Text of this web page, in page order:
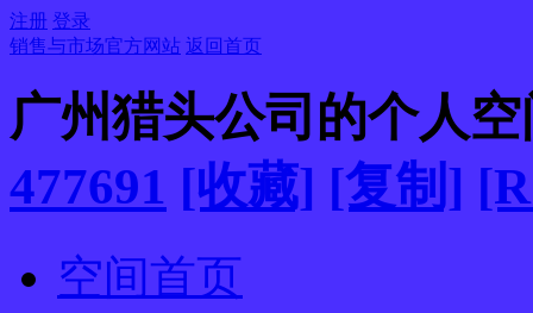
注册 登录
销售与市场官方网站 返回首页
广州猎头公司的个人空
477691 [收藏] [复制]
空间首页